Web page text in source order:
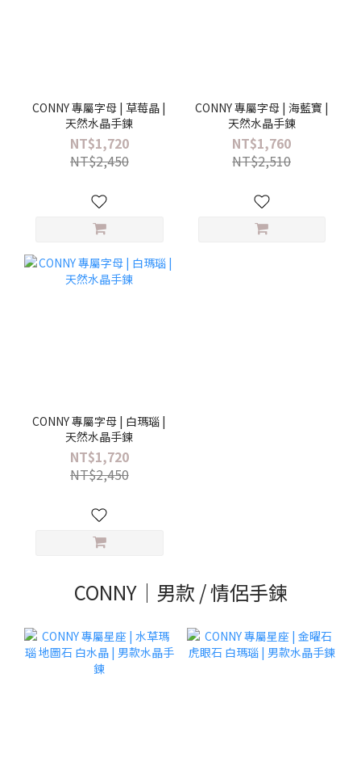
CONNY 專屬字母 | 草莓晶 |
天然水晶手鍊
NT$1,720
NT$2,450
CONNY 專屬字母 | 海藍寶 |
天然水晶手鍊
NT$1,760
NT$2,510
CONNY 專屬字母 | 白瑪瑙 |
天然水晶手鍊
NT$1,720
NT$2,450
CONNY｜男款 / 情侶手鍊